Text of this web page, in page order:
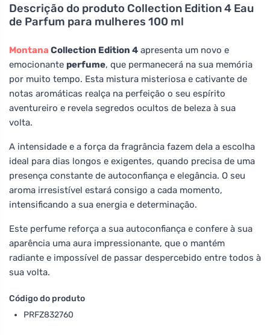
Descrição do produto Collection Edition 4 Eau
de Parfum para mulheres 100 ml
Montana Collection Edition 4 apresenta um novo e
emocionante perfume, que permanecerá na sua memória
por muito tempo. Esta mistura misteriosa e cativante de
notas aromáticas realça na perfeição o seu espírito
aventureiro e revela segredos ocultos de beleza à sua
volta.
A intensidade e a força da fragrância fazem dela a escolha
ideal para dias longos e exigentes, quando precisa de uma
presença constante de autoconfiança e elegância. O seu
aroma irresistível estará consigo a cada momento,
intensificando a sua energia e determinação.
Este perfume reforça a sua autoconfiança e confere à sua
aparência uma aura impressionante, que o mantém
radiante e impossível de passar despercebido entre todos à
sua volta.
Código do produto
PRFZ832760